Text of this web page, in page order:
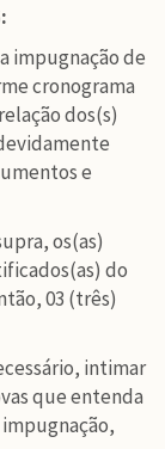
impugnação de
cronograma
dos(s)
e
os(as)
do
03 (três)
intimar
que entenda